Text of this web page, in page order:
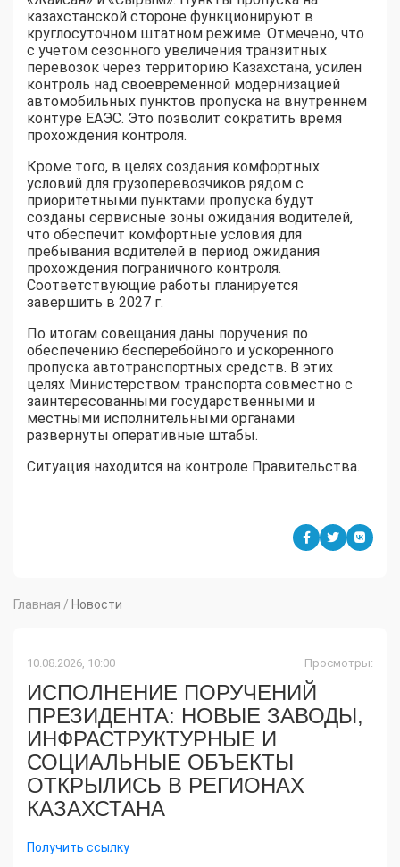
казахстанской стороне функционируют в
круглосуточном штатном режиме. Отмечено, что
с учетом сезонного увеличения транзитных
перевозок через территорию Казахстана, усилен
контроль над своевременной модернизацией
автомобильных пунктов пропуска на внутреннем
контуре ЕАЭС. Это позволит сократить время
прохождения контроля.
Кроме того, в целях создания комфортных
условий для грузоперевозчиков рядом с
приоритетными пунктами пропуска будут
созданы сервисные зоны ожидания водителей,
что обеспечит комфортные условия для
пребывания водителей в период ожидания
прохождения пограничного контроля.
Соответствующие работы планируется
завершить в 2027 г.
По итогам совещания даны поручения по
обеспечению бесперебойного и ускоренного
пропуска автотранспортных средств. В этих
целях Министерством транспорта совместно с
заинтересованными государственными и
местными исполнительными органами
развернуты оперативные штабы.
Ситуация находится на контроле Правительства.
Главная / Новости
10.08.2026, 10:00 Просмотры:
ИСПОЛНЕНИЕ ПОРУЧЕНИЙ
ПРЕЗИДЕНТА: НОВЫЕ ЗАВОДЫ,
ИНФРАСТРУКТУРНЫЕ И
СОЦИАЛЬНЫЕ ОБЪЕКТЫ
ОТКРЫЛИСЬ В РЕГИОНАХ
КАЗАХСТАНА
Получить ссылку